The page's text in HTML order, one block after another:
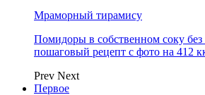
Мраморный тирамису
Помидоры в собственном соку без
пошаговый рецепт с фото на 412
Prev Next
Первое